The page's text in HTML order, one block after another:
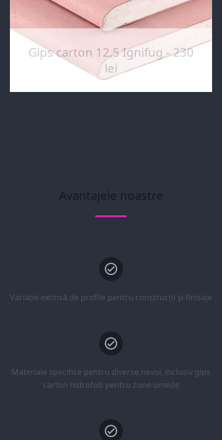
Gips carton 12,5 Ignifug - 230
lei
Avantajele noastre
Variație extinsă de profile pentru construcții și finisaje
Materiale specifice pentru diverse nevoi, inclusiv gips
carton hidrofob pentru zone umede